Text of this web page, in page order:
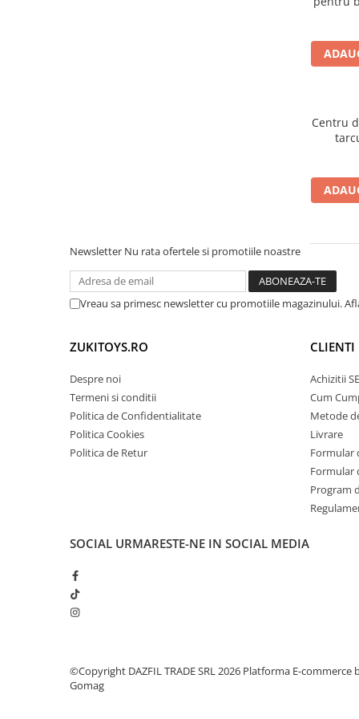
Centru
Newsletter Nu rata ofertele si promotiile noastre
Vreau sa primesc newsletter cu promotiile magazinului.
ZUKITOYS.RO
Despre noi
Termeni si conditii
Politica de Confidentialitate
Politica Cookies
Politica de Retur
CLIENTI
Achizitii
Cum
Metode
Livrare
Formular
Formular
Program
SOCIAL URMARESTE-NE IN SOCIAL MEDIA
©Copyright DAZFIL TRADE SRL 2026 Platforma E-commerce
Gomag